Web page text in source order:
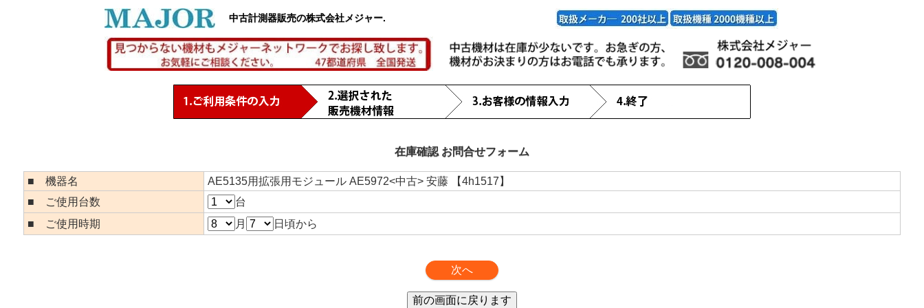
中古計測器販売の株式会社メジャー.
在庫確認 お問合せフォーム
■ 機器名
AE5135用拡張用モジュール AE5972<中古> 安藤 【4h1517】
■ ご使用台数
台
■ ご使用時期
月 日頃から